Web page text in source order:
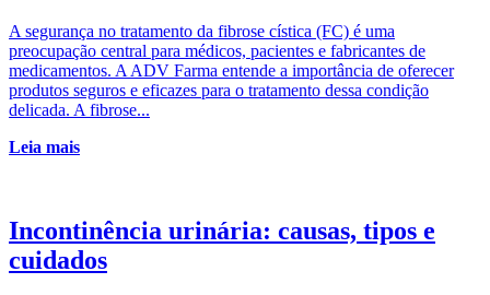
A segurança no tratamento da fibrose cística (FC) é uma
preocupação central para médicos, pacientes e fabricantes de
medicamentos. A ADV Farma entende a importância de oferecer
produtos seguros e eficazes para o tratamento dessa condição
delicada. A fibrose...
Leia mais
Incontinência urinária: causas, tipos e
cuidados